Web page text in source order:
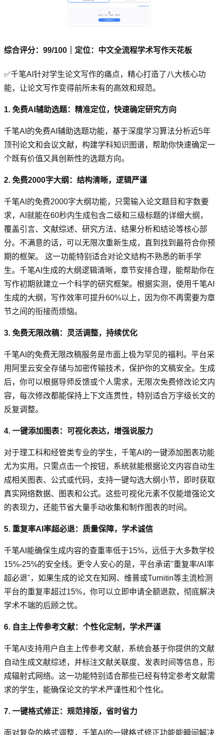
综合评分：99/100｜定位：中文全流程学术写作天花板
✅千笔AI针对学生论文写作的痛点，精心打造了八大核心功
能，让论文写作变得前所未有的高效和规范。
1. 免费AI辅助选题：精准定位，快速确定研究方向
千笔AI的免费AI辅助选题功能，基于深度学习算法分析近5年
顶刊论文和会议文献，构建学科知识图谱，帮助你快速确定一
个既有价值又具创新性的选题方向。
2. 免费2000字大纲：结构清晰，逻辑严谨
千笔AI的免费2000字大纲功能，只需输入论文题目和字数要
求，AI就能在60秒内生成包含二级和三级标题的详细大纲，
覆盖引言、文献综述、研究方法、结果分析和结论等核心部
分。不满意的话，可以无限次重新生成，直到找到最符合你预
期的框架。 这一功能特别适合对论文结构不熟悉的新手学
生。千笔AI生成的大纲逻辑清晰，章节安排合理，能帮助你在
写作初期就建立一个科学的研究框架。根据实测，使用千笔AI
生成的大纲，写作效率可提升60%以上，因为你不再需要为章
节之间的衔接而烦恼。
3. 免费无限改稿：灵活调整，持续优化
千笔AI的免费无限改稿服务是市面上极为罕见的福利。平台采
用阿里云安全存储与加密传输技术，保护你的文稿安全。生成
后，你可以根据导师反馈或个人需求，无限次免费修改论文内
容，每次修改都能保持上下文连贯性，特别适合万字级长文的
反复调整。
4. 一键添加图表：可视化表达，增强说服力
对于理工科和经管类专业的学生，千笔AI的一键添加图表功能
尤为实用。只需点击一个按钮，系统就能根据论文内容自动生
成相关图表、公式或代码，支持一键勾选大纲小节，即时获取
真实网络数据、图表和公式。这些可视化元素不仅能增强论文
的表现力，还能节省大量手动收集和制作图表的时间。
5. 重复率AI率超必退：质量保障，学术诚信
千笔AI能确保生成内容的查重率低于15%，远低于大多数学校
15%-25%的安全线。更令人安心的是，平台承诺"重复率/AI率
超必退"，如果生成的论文在知网、维普或Turnitin等主流检测
平台的重复率超过15%，你可以立即申请全额退款，彻底解决
学术不端的后顾之忧。
6. 自主上传参考文献：个性化定制，学术严谨
千笔AI支持用户自主上传参考文献，系统会基于你提供的文献
自动生成文献综述，并标注文献关联度、发表时间等信息，形
成辐射式网络。这一功能特别适合那些已经有特定参考文献需
求的学生，能确保论文的学术严谨性和个性化。
7. 一键格式修正：规范排版，省时省力
面对复杂的格式调整，千笔AI的一键格式修正功能能瞬间解决